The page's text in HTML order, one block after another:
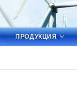
ПРОДУКЦИЯ